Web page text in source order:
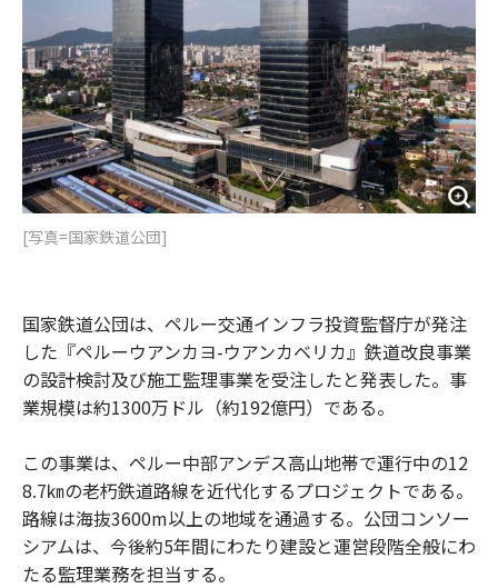
[写真=国家鉄道公団]
国家鉄道公団は、ペルー交通インフラ投資監督庁が発注
した『ペルーウアンカヨ-ウアンカベリカ』鉄道改良事業
の設計検討及び施工監理事業を受注したと発表した。事
業規模は約1300万ドル（約192億円）である。
この事業は、ペルー中部アンデス高山地帯で運行中の12
8.7㎞の老朽鉄道路線を近代化するプロジェクトである。
路線は海抜3600m以上の地域を通過する。公団コンソー
シアムは、今後約5年間にわたり建設と運営段階全般にわ
たる監理業務を担当する。